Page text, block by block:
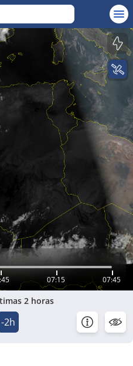
07:15 07:45
2 horas
-2h